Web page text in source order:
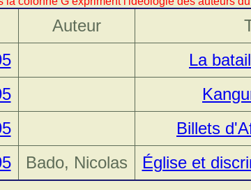
Auteur
La
Billets
Bado, Nicolas Église et